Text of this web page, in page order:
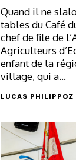
Quand il ne
tables du Café
chef de file de
Agriculteurs
enfant de la
village, qui a…
LUCAS PHILIPPOZ